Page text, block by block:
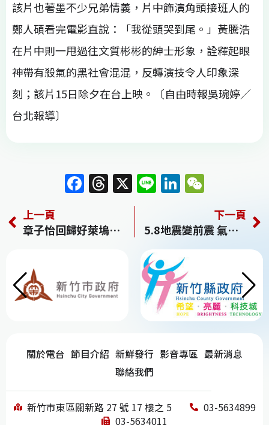
該片也著墨不少兄弟情義，片中飾演角頭接班人的
鄭人碩看完電影直說：「我從頭哭到尾。」黃騰浩
在片中則一甩過往文質彬彬的紳士形象，詮釋起眼
神帶有殺氣的黑社會混混，反轉演技令人印象深
刻；該片15日除夕在台上映。〔自由時報吳琬婷／
台北報導〕
F
a
c
e
o
o
T
h
re
a
s
X Li
n
e
Li
n
k
e
dI
n
C
h
上一頁
章子怡回歸好萊塢 悽慘被水淹
下一頁
5.8地震變前震 氣象局：這次6.0才是主震
關於電台 節目介紹 新鮮發行 影音專區 最新消息
聯絡我們
新竹市東區關新路 27 號 17 樓之 5
03-5634899
03-5634011